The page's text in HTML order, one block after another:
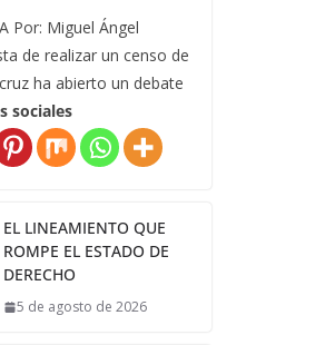
Por: Miguel Ángel
de realizar un censo de
ha abierto un debate
sociales
EL LINEAMIENTO QUE
ROMPE EL ESTADO DE
DERECHO
5 de agosto de 2026